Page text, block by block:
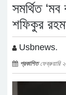
সমর্থিত ‘মব
শফিকুর
Usbnews.
প্রকাশিতফেব্রুয়ারি